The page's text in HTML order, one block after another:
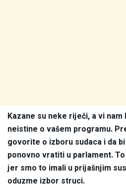
Kazane su neke riječi, a vi
neistine o vašem programu.
govorite o izboru sudaca i da
ponovno vratiti u parlament.
jer smo to imali u prijašnjim
oduzme izbor struci.